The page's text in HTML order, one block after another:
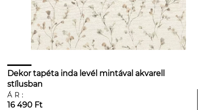
Dekor tapéta inda levél mintával akvarell
stílusban
ÁR:
16 490 Ft